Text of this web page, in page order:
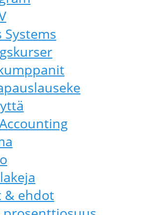
Systems
& ehdot